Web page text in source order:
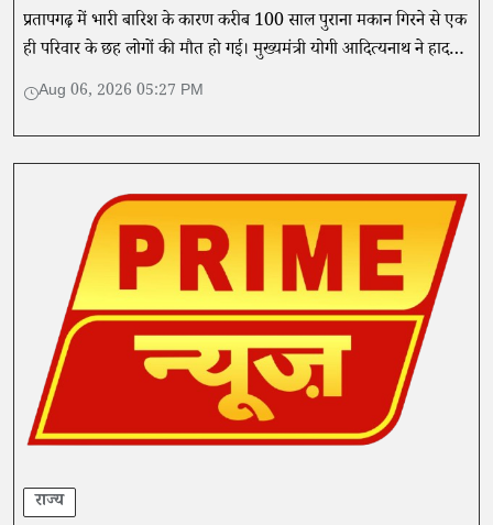
प्रतापगढ़ में भारी बारिश के कारण करीब 100 साल पुराना मकान गिरने से एक
ही परिवार के छह लोगों की मौत हो गई। मुख्यमंत्री योगी आदित्यनाथ ने हादसे
पर दुख जताया है।
Aug 06, 2026 05:27 PM
राज्य